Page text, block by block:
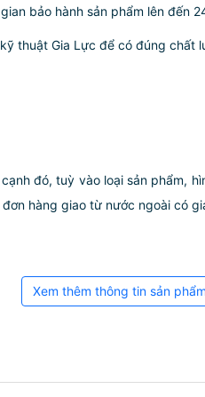
bảo hành sản phẩm lên đến
thuật Gia Lực để có đúng chất
đó, tuỳ vào loại sản phẩm,
hàng giao từ nước ngoài có
Xem thêm thông tin sản phẩm